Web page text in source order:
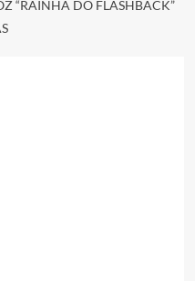
“RAINHA DO FLASHBACK”